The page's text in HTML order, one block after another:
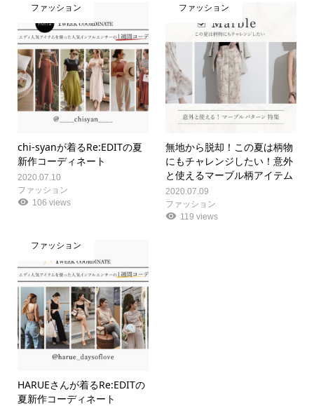
ファッション
chi-syanが着るRe:EDITの夏
新作コーディネート
2020.07.10
ファッション
106 views
ファッション
無地から脱却！この夏は柄物
にもチャレンジしたい！意外
と使えるマーブル柄アイテム
2020.07.09
ファッション
119 views
ファッション
HARUEさんが着るRe:EDITの
夏新作コーディネート